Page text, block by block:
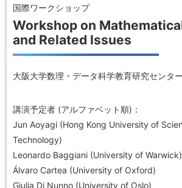
国際ワークショップ
Workshop on
and Related Issues
大阪大学数理・データ科学教育研究センタ
講演予定者 (アルファベット順)：
Jun Aoyagi (Hong Kong University of
Technology)
Leonardo Baggiani (University of Warwick)
Álvaro Cartea (University of Oxford)
Giulia Di Nunno (University of Oslo)